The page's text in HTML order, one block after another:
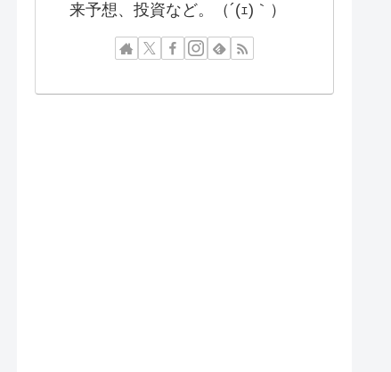
来予想、投資など。（´(ｪ)｀）